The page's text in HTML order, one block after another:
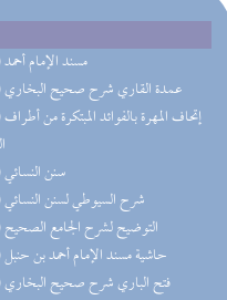
(50) مسند الإمام أحمد
(36) عمدة القاري شرح صحيح البخاري
(24) سنن النسائي
(24) شرح السيوطي لسنن النسائي
(21) التوضيح لشرح الجامع الصحيح
(20) حاشية مسند الإمام أحمد بن حنبل
(20) فتح الباري شرح صحيح البخاري